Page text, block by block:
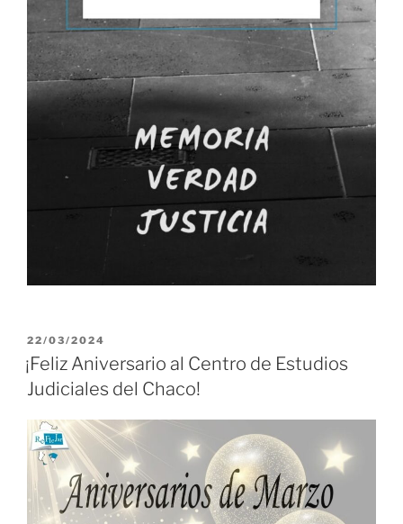
PUBLICADO
EL
22/03/2024
¡Feliz Aniversario al Centro de Estudios
Judiciales del Chaco!